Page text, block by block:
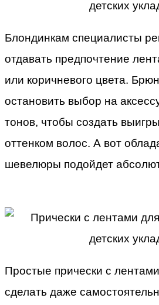
Блондинкам специалисты
отдавать предпочтение
или коричневого цвета.
остановить выбор на
тонов, чтобы создать
оттенком волос. А вот
шевелюры подойдет
Простые прически с
сделать даже